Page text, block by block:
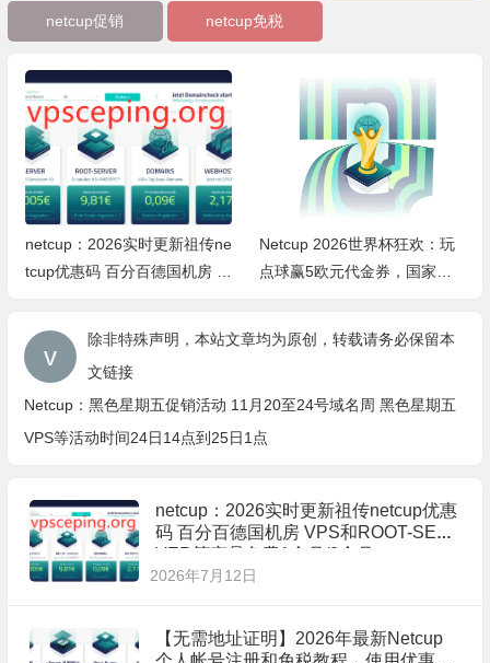
netcup促销 netcup免税
netcup：2026实时更新祖传ne
tcup优惠码 百分百德国机房 V
Netcup 2026世界杯狂欢：玩
点球赢5欧元代金券，国家顶
除非特殊声明，本站文章均为原创，转载请务必保留本
文链接
Netcup：黑色星期五促销活动 11月20至24号域名周 黑色星期五
VPS等活动时间24日14点到25日1点
netcup：2026实时更新祖传netcup优惠
码 百分百德国机房 VPS和ROOT-SER
VER等产品免费1个月/2个月
2026年7月12日
【无需地址证明】2026年最新Netcup